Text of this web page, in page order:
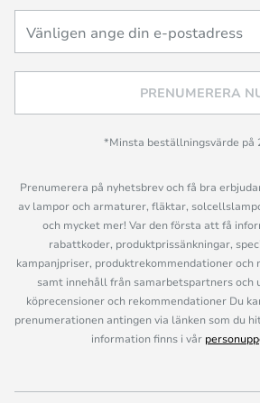
PRENUMERERA
*Minsta beställningsvärde på
Prenumerera på nyhetsbrev och få bra
av lampor och armaturer, fläktar,
och mycket mer! Var den första att få
rabattkoder, produktprissänkningar,
kampanjpriser, produktrekommendationer och
samt innehåll från samarbetspartners och
köprecensioner och rekommendationer Du
prenumerationen antingen via länken som du
information finns i vår